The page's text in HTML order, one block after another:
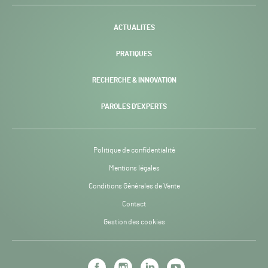
-
ACTUALITÉS
PRATIQUES
RECHERCHE & INNOVATION
PAROLES D’EXPERTS
Politique de confidentialité
Mentions légales
Conditions Générales de Vente
Contact
Gestion des cookies